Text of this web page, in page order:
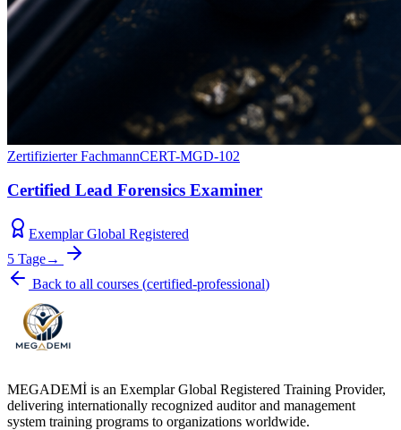
Zertifizierter FachmannCERT-MGD-102
Certified Lead Forensics Examiner
Exemplar Global Registered
5 Tage→
Back to all courses (certified-professional)
MEGADEMİ is an Exemplar Global Registered Training Provider,
delivering internationally recognized auditor and management
system training programs to organizations worldwide.